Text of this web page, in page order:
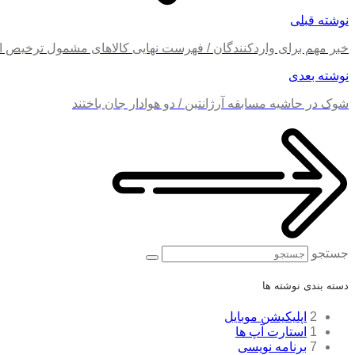
نوشته قبلی
خبر مهم برای واردکنندگان / فهرست نهایی کالاهای مشمول ترخیص
نوشته بعدی
شوک در حاشیه مسابقه آرژانتین / دو هوادار جان باختند
جستجو
دسته بندی نوشته ها
2 اپلیکیشن موبایل
1 استارت آپ ها
7 برنامه نویسی